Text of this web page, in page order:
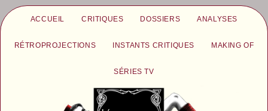
ACCUEIL CRITIQUES DOSSIERS ANALYSES
RÉTROPROJECTIONS INSTANTS CRITIQUES MAKING OF
SÉRIES TV